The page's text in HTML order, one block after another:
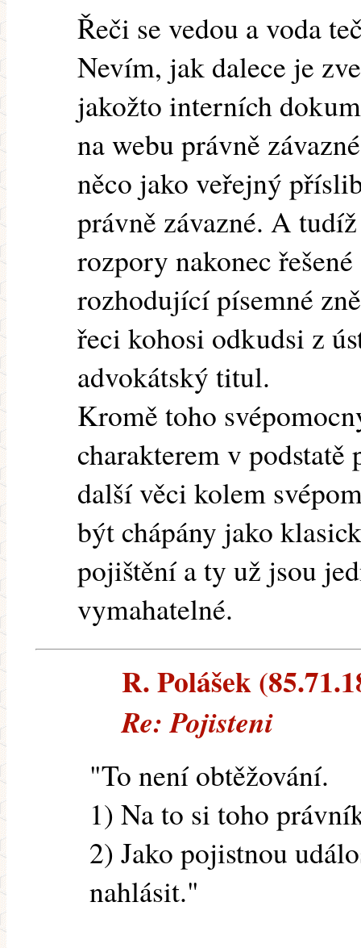
Řeči se vedou a voda
Nevím, jak dalece je
jakožto interních
na webu právně
něco jako veřejný
právně závazné. A
rozpory nakonec
rozhodující písemné
řeci kohosi odkudsi z
advokátský titul.
Kromě toho
charakterem v
další věci kolem
být chápány jako
pojištění a ty už jsou
vymahatelné.
R. Polášek
Re: Pojisteni
"To není obtěžování.
1) Na to si toho
2) Jako pojistnou
nahlásit."